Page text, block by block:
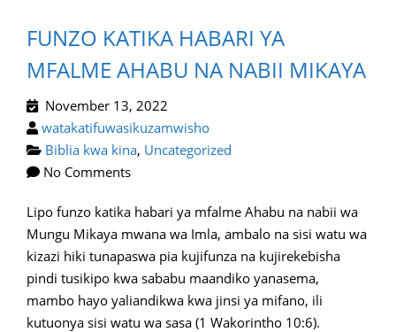
FUNZO KATIKA HABARI YA
MFALME AHABU NA NABII MIKAYA
November 13, 2022
watakatifuwasikuzamwisho
Biblia kwa kina, Uncategorized
No Comments
Lipo funzo katika habari ya mfalme Ahabu na nabii wa
Mungu Mikaya mwana wa Imla, ambalo na sisi watu wa
kizazi hiki tunapaswa pia kujifunza na kujirekebisha
pindi tusikipo kwa sababu maandiko yanasema,
mambo hayo yaliandikwa kwa jinsi ya mifano, ili
kutuonya sisi watu wa sasa (1 Wakorintho 10:6).